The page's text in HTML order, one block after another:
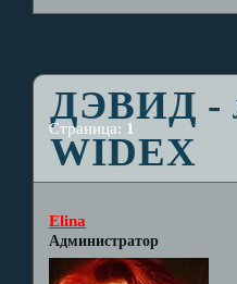
ДЭВИД -
WIDEX
Страница: 1
Elina
Администратор